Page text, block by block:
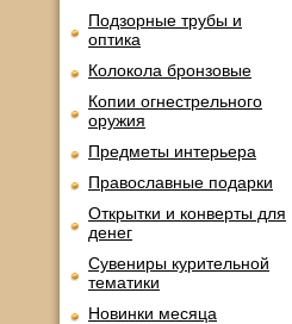
Подзорные трубы и
оптика
Колокола бронзовые
Копии огнестрельного
оружия
Предметы интерьера
Православные подарки
Открытки и конверты для
денег
Сувениры курительной
тематики
Новинки месяца